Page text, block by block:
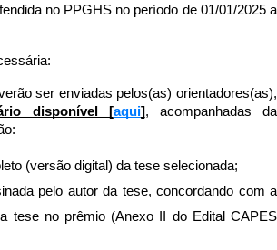
no PPGHS no período de 01/01/2025 a
disponível [aqui], acompanhadas da
(versão digital) da tese selecionada;
pelo autor da tese, concordando com a
tese no prêmio (Anexo II do Edital CAPES